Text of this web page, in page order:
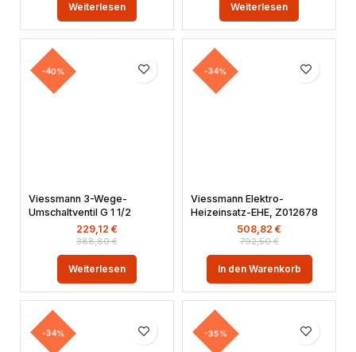
Weiterlesen Weiterlesen
-40%
Viessmann 3-Wege-
Umschaltventil G 1 1/2
388,80€
229,12 €
Weiterlesen
-34%
Viessmann Elektro-
Heizeinsatz-EHE, Z012678
792,50€
508,82 €
In den Warenkorb
-34% -35%